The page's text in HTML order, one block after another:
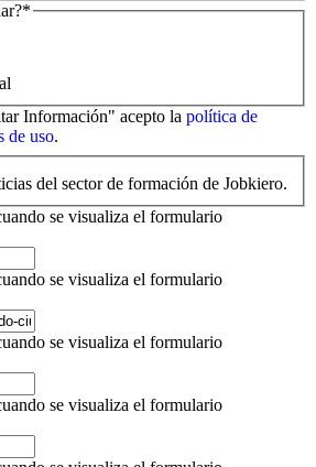
*
Información" acepto la política de
de uso.
del sector de formación de Jobkiero.
se visualiza el formulario
se visualiza el formulario
se visualiza el formulario
se visualiza el formulario